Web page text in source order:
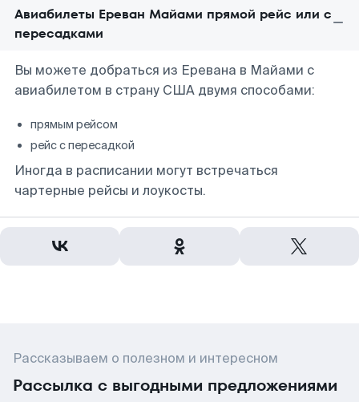
Авиабилеты Ереван Майами прямой рейс или с
пересадками
Вы можете добраться из Еревана в Майами с
авиабилетом в страну США двумя способами:
прямым рейсом
рейс с пересадкой
Иногда в расписании могут встречаться
чартерные рейсы и лоукосты.
Рассказываем о полезном и интересном
Рассылка с выгодными предложениями